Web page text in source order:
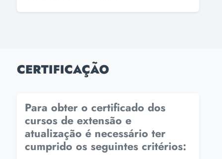
CERTIFICAÇÃO
Para obter o certificado dos
cursos de extensão e
atualização é necessário ter
cumprido os seguintes critérios: